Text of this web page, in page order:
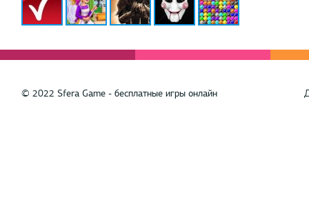
© 2022 Sfera Game - бесплатные игры онлайн